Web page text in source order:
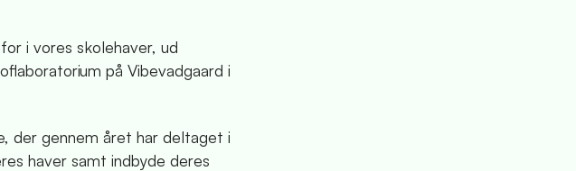
i vores skolehaver, ud
på Vibevadgaard i
der gennem året har deltaget i
haver samt indbyde deres